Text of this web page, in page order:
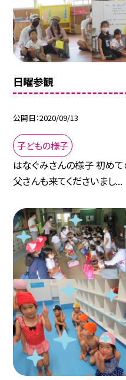
日曜参観
公開日 2020/09/13
子どもの様子
はなぐみさんの様子 初めて
父さんも来てくださいまし...